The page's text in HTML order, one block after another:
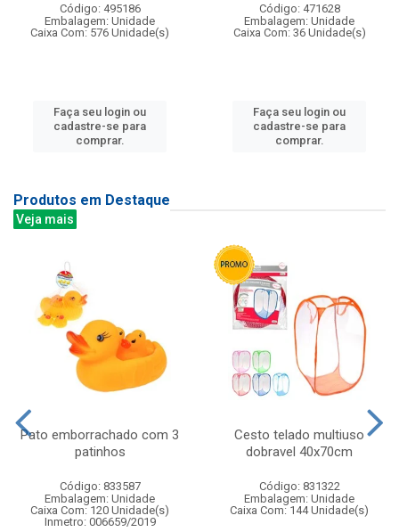
Código: 495186
Embalagem: Unidade
Caixa Com: 576 Unidade(s)
Faça seu login ou
cadastre-se para
comprar.
Código: 471628
Embalagem: Unidade
Caixa Com: 36 Unidade(s)
Faça seu login ou
cadastre-se para
comprar.
Produtos em Destaque
Veja mais
Pato emborrachado com 3
patinhos
Código: 833587
Embalagem: Unidade
Caixa Com: 120 Unidade(s)
Inmetro: 006659/2019
Cesto telado multiuso
dobravel 40x70cm
Código: 831322
Embalagem: Unidade
Caixa Com: 144 Unidade(s)